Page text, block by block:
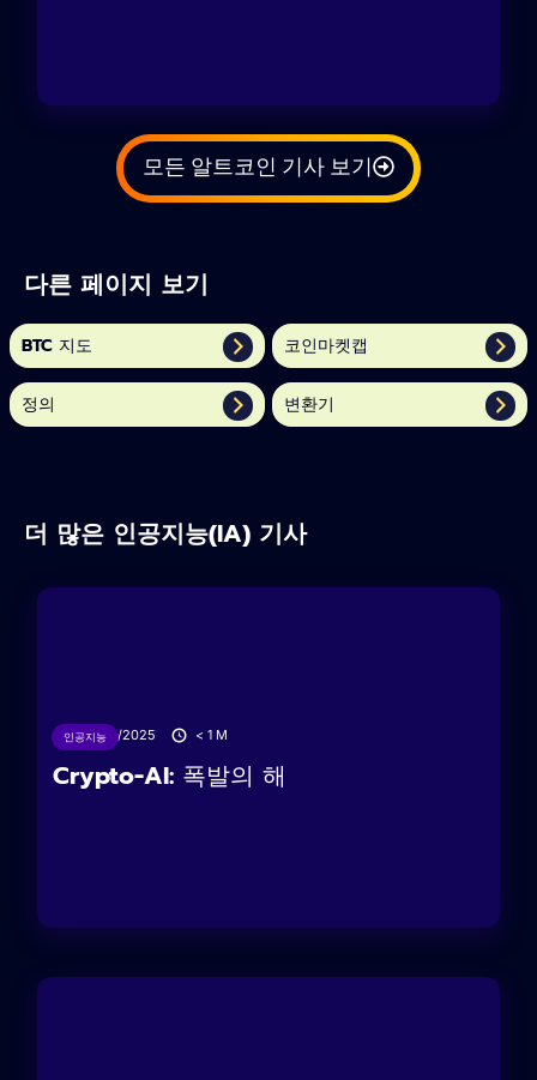
모든 알트코인 기사 보기
다른 페이지 보기
BTC 지도 코인마켓캡
정의 변환기
더 많은 인공지능(IA) 기사
인공지능
27/06/2025 < 1 M
Crypto-AI: 폭발의 해